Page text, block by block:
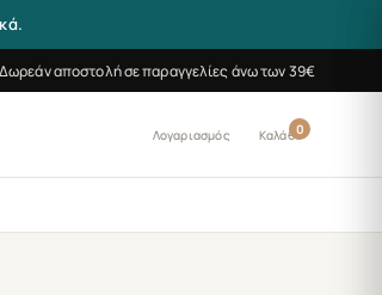
Δωρεάν αποστολή σε παραγγελίες άνω των 39€
Λογαριασμός 0
Καλάθι